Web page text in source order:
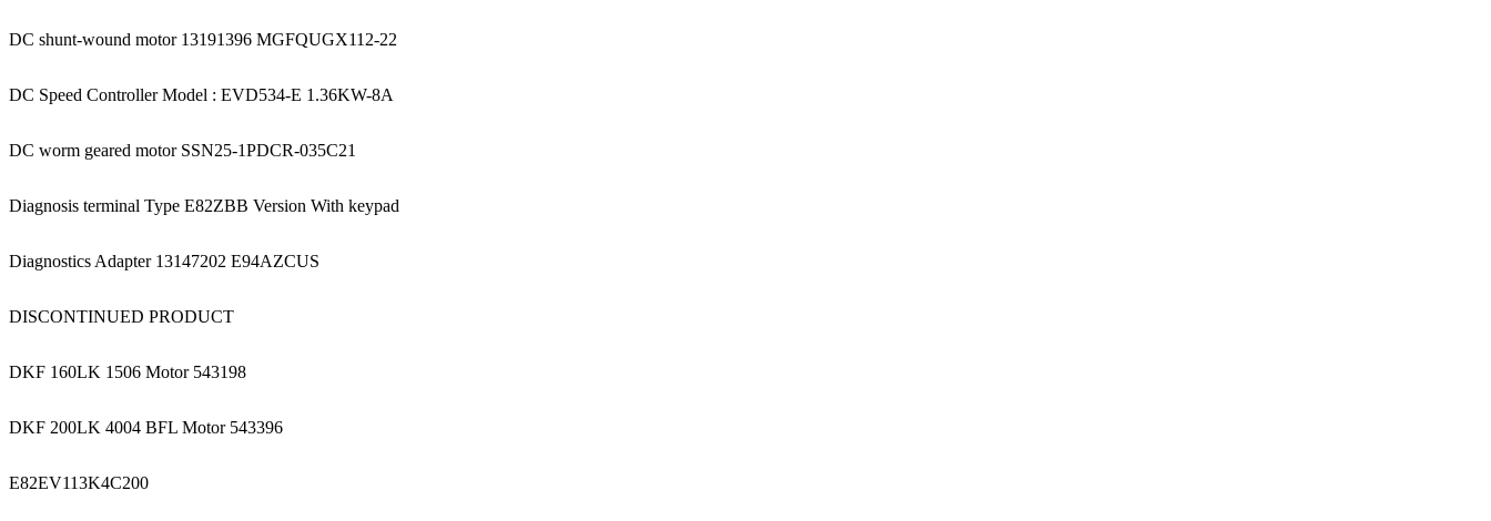
DC shunt-wound motor 13191396 MGFQUGX112-22
DC Speed Controller Model : EVD534-E 1.36KW-8A
DC worm geared motor SSN25-1PDCR-035C21
Diagnosis terminal Type E82ZBB Version With keypad
Diagnostics Adapter 13147202 E94AZCUS
DISCONTINUED PRODUCT
DKF 160LK 1506 Motor 543198
DKF 200LK 4004 BFL Motor 543396
E82EV113K4C200